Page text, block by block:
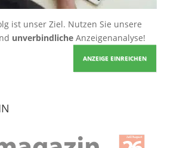
ist unser Ziel. Nutzen Sie unsere
unverbindlicheAnzeigenanalyse!
ANZEIGE EINREICHEN